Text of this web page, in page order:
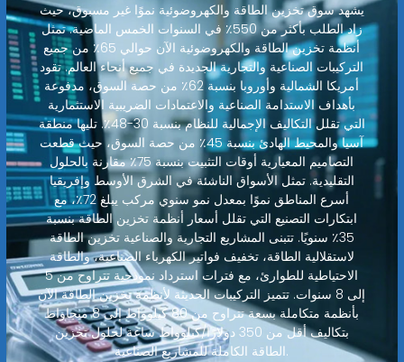
يشهد سوق تخزين الطاقة والكهروضوئية نموًا غير مسبوق، حيث
زاد الطلب بأكثر من 550٪ في السنوات الخمس الماضية. تمثل
أنظمة تخزين الطاقة والكهروضوئية الآن حوالي 65٪ من جميع
التركيبات الصناعية والتجارية الجديدة في جميع أنحاء العالم. تقود
أمريكا الشمالية وأوروبا بنسبة 62٪ من حصة السوق، مدفوعة
بأهداف الاستدامة الصناعية والاعتمادات الضريبية الاستثمارية
التي تقلل التكاليف الإجمالية للنظام بنسبة 30-48٪. تليها منطقة
آسيا والمحيط الهادئ بنسبة 45٪ من حصة السوق، حيث قطعت
التصاميم المعيارية أوقات التثبيت بنسبة 75٪ مقارنة بالحلول
التقليدية. تمثل الأسواق الناشئة في الشرق الأوسط وإفريقيا
أسرع المناطق نموًا بمعدل نمو سنوي مركب يبلغ 72٪، مع
ابتكارات التصنيع التي تقلل أسعار أنظمة تخزين الطاقة بنسبة
35٪ سنويًا. تتبنى المشاريع التجارية والصناعية تخزين الطاقة
لاستقلالية الطاقة، تخفيف فواتير الكهرباء الصناعية، والطاقة
الاحتياطية للطوارئ، مع فترات استرداد نموذجية تتراوح من 5
إلى 8 سنوات. تتميز التركيبات الحديثة لأنظمة تخزين الطاقة الآن
بأنظمة متكاملة بسعة تتراوح من 80 كيلوواط إلى 8 ميجاواط
بتكاليف أقل من 350 دولارًا/كيلوواط ساعة لحلول تخزين
الطاقة الكاملة للمشاريع الصناعية.